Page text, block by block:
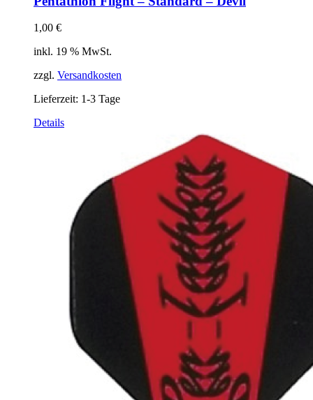
1,00 €
inkl. 19 % MwSt.
zzgl. Versandkosten
Lieferzeit: 1-3 Tage
Details